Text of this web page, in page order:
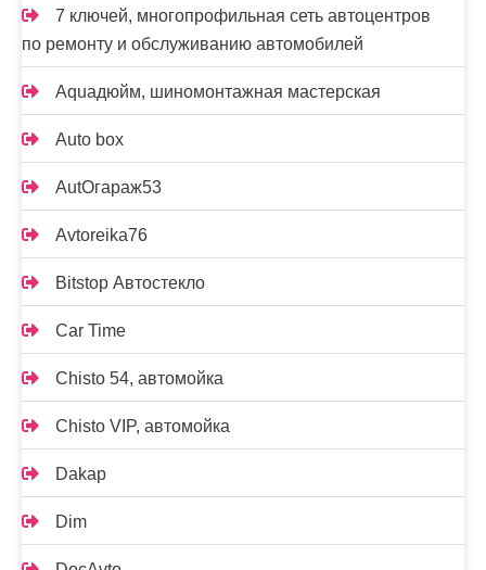
7 ключей, многопрофильная сеть автоцентров
по ремонту и обслуживанию автомобилей
Aquaдюйм, шиномонтажная мастерская
Auto box
AutOгараж53
Avtoreika76
Bitstop Автостекло
Car Time
Chisto 54, автомойка
Chisto VIP, автомойка
Dakap
Dim